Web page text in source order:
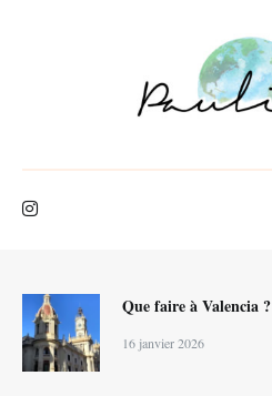
Que faire à Valencia ?
16 janvier 2026